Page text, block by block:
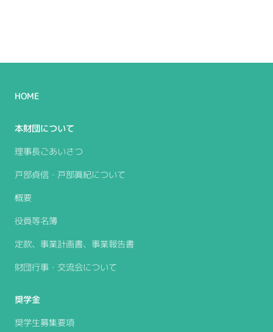
HOME
本財団について
理事長ごあいさつ
戸部貞信・戸部眞紀について
概要
役員等名簿
定款、事業計画書、事業報告書
財団行事・交流会について
奨学金
奨学生募集要項